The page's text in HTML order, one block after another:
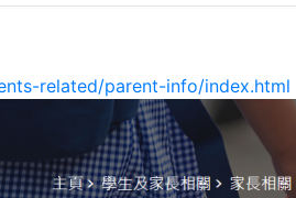
related/parent-info/index.html